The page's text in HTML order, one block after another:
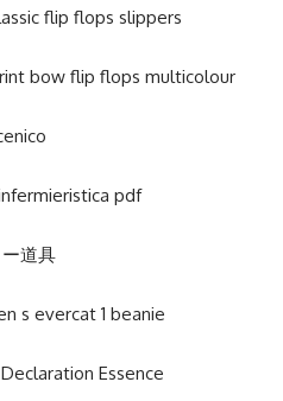
flip flops slippers
bow flip flops multicolour
pdf
道具
s evercat 1 beanie
Essence